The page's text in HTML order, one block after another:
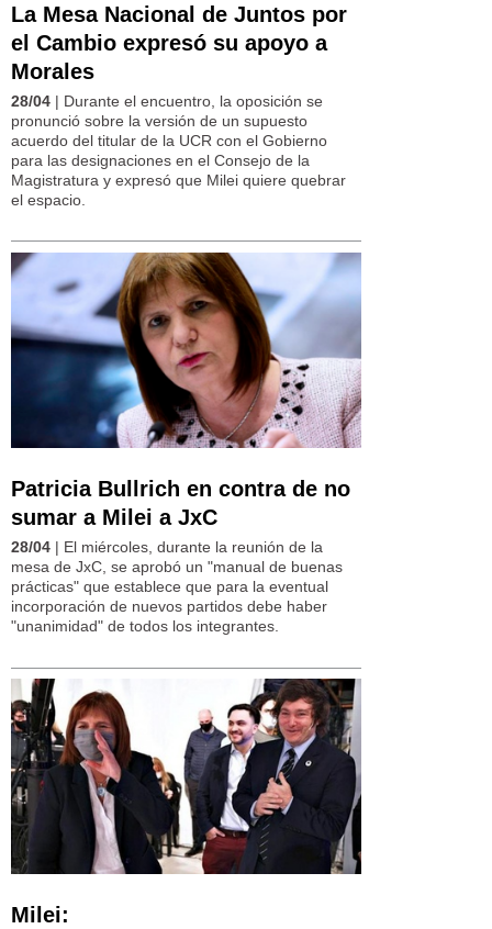
La Mesa Nacional de Juntos por
el Cambio expresó su apoyo a
Morales
28/04 | Durante el encuentro, la oposición se
pronunció sobre la versión de un supuesto
acuerdo del titular de la UCR con el Gobierno
para las designaciones en el Consejo de la
Magistratura y expresó que Milei quiere quebrar
el espacio.
Patricia Bullrich en contra de no
sumar a Milei a JxC
28/04 | El miércoles, durante la reunión de la
mesa de JxC, se aprobó un "manual de buenas
prácticas" que establece que para la eventual
incorporación de nuevos partidos debe haber
"unanimidad" de todos los integrantes.
Milei: